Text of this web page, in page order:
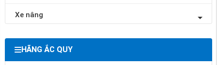
Xe nâng
HÃNG ẮC QUY